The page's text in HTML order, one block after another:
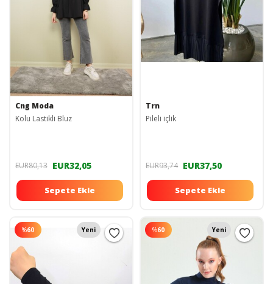
Cng Moda
Kolu Lastikli Bluz
EUR80,13 EUR32,05
Sepete Ekle
Trn
Pileli içlik
EUR93,74 EUR37,50
Sepete Ekle
%60 Yeni %60 Yeni